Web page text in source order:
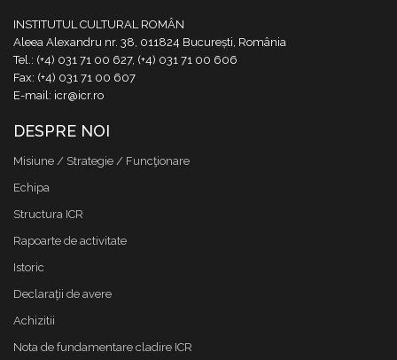
INSTITUTUL CULTURAL ROMÂN
Aleea Alexandru nr. 38, 011824 București, România
Tel.: (+4) 031 71 00 627, (+4) 031 71 00 606
Fax: (+4) 031 71 00 607
E-mail: icr@icr.ro
DESPRE NOI
Misiune / Strategie / Funcţionare
Echipa
Structura ICR
Rapoarte de activitate
Istoric
Declaraţii de avere
Achizitii
Nota de fundamentare cladire ICR